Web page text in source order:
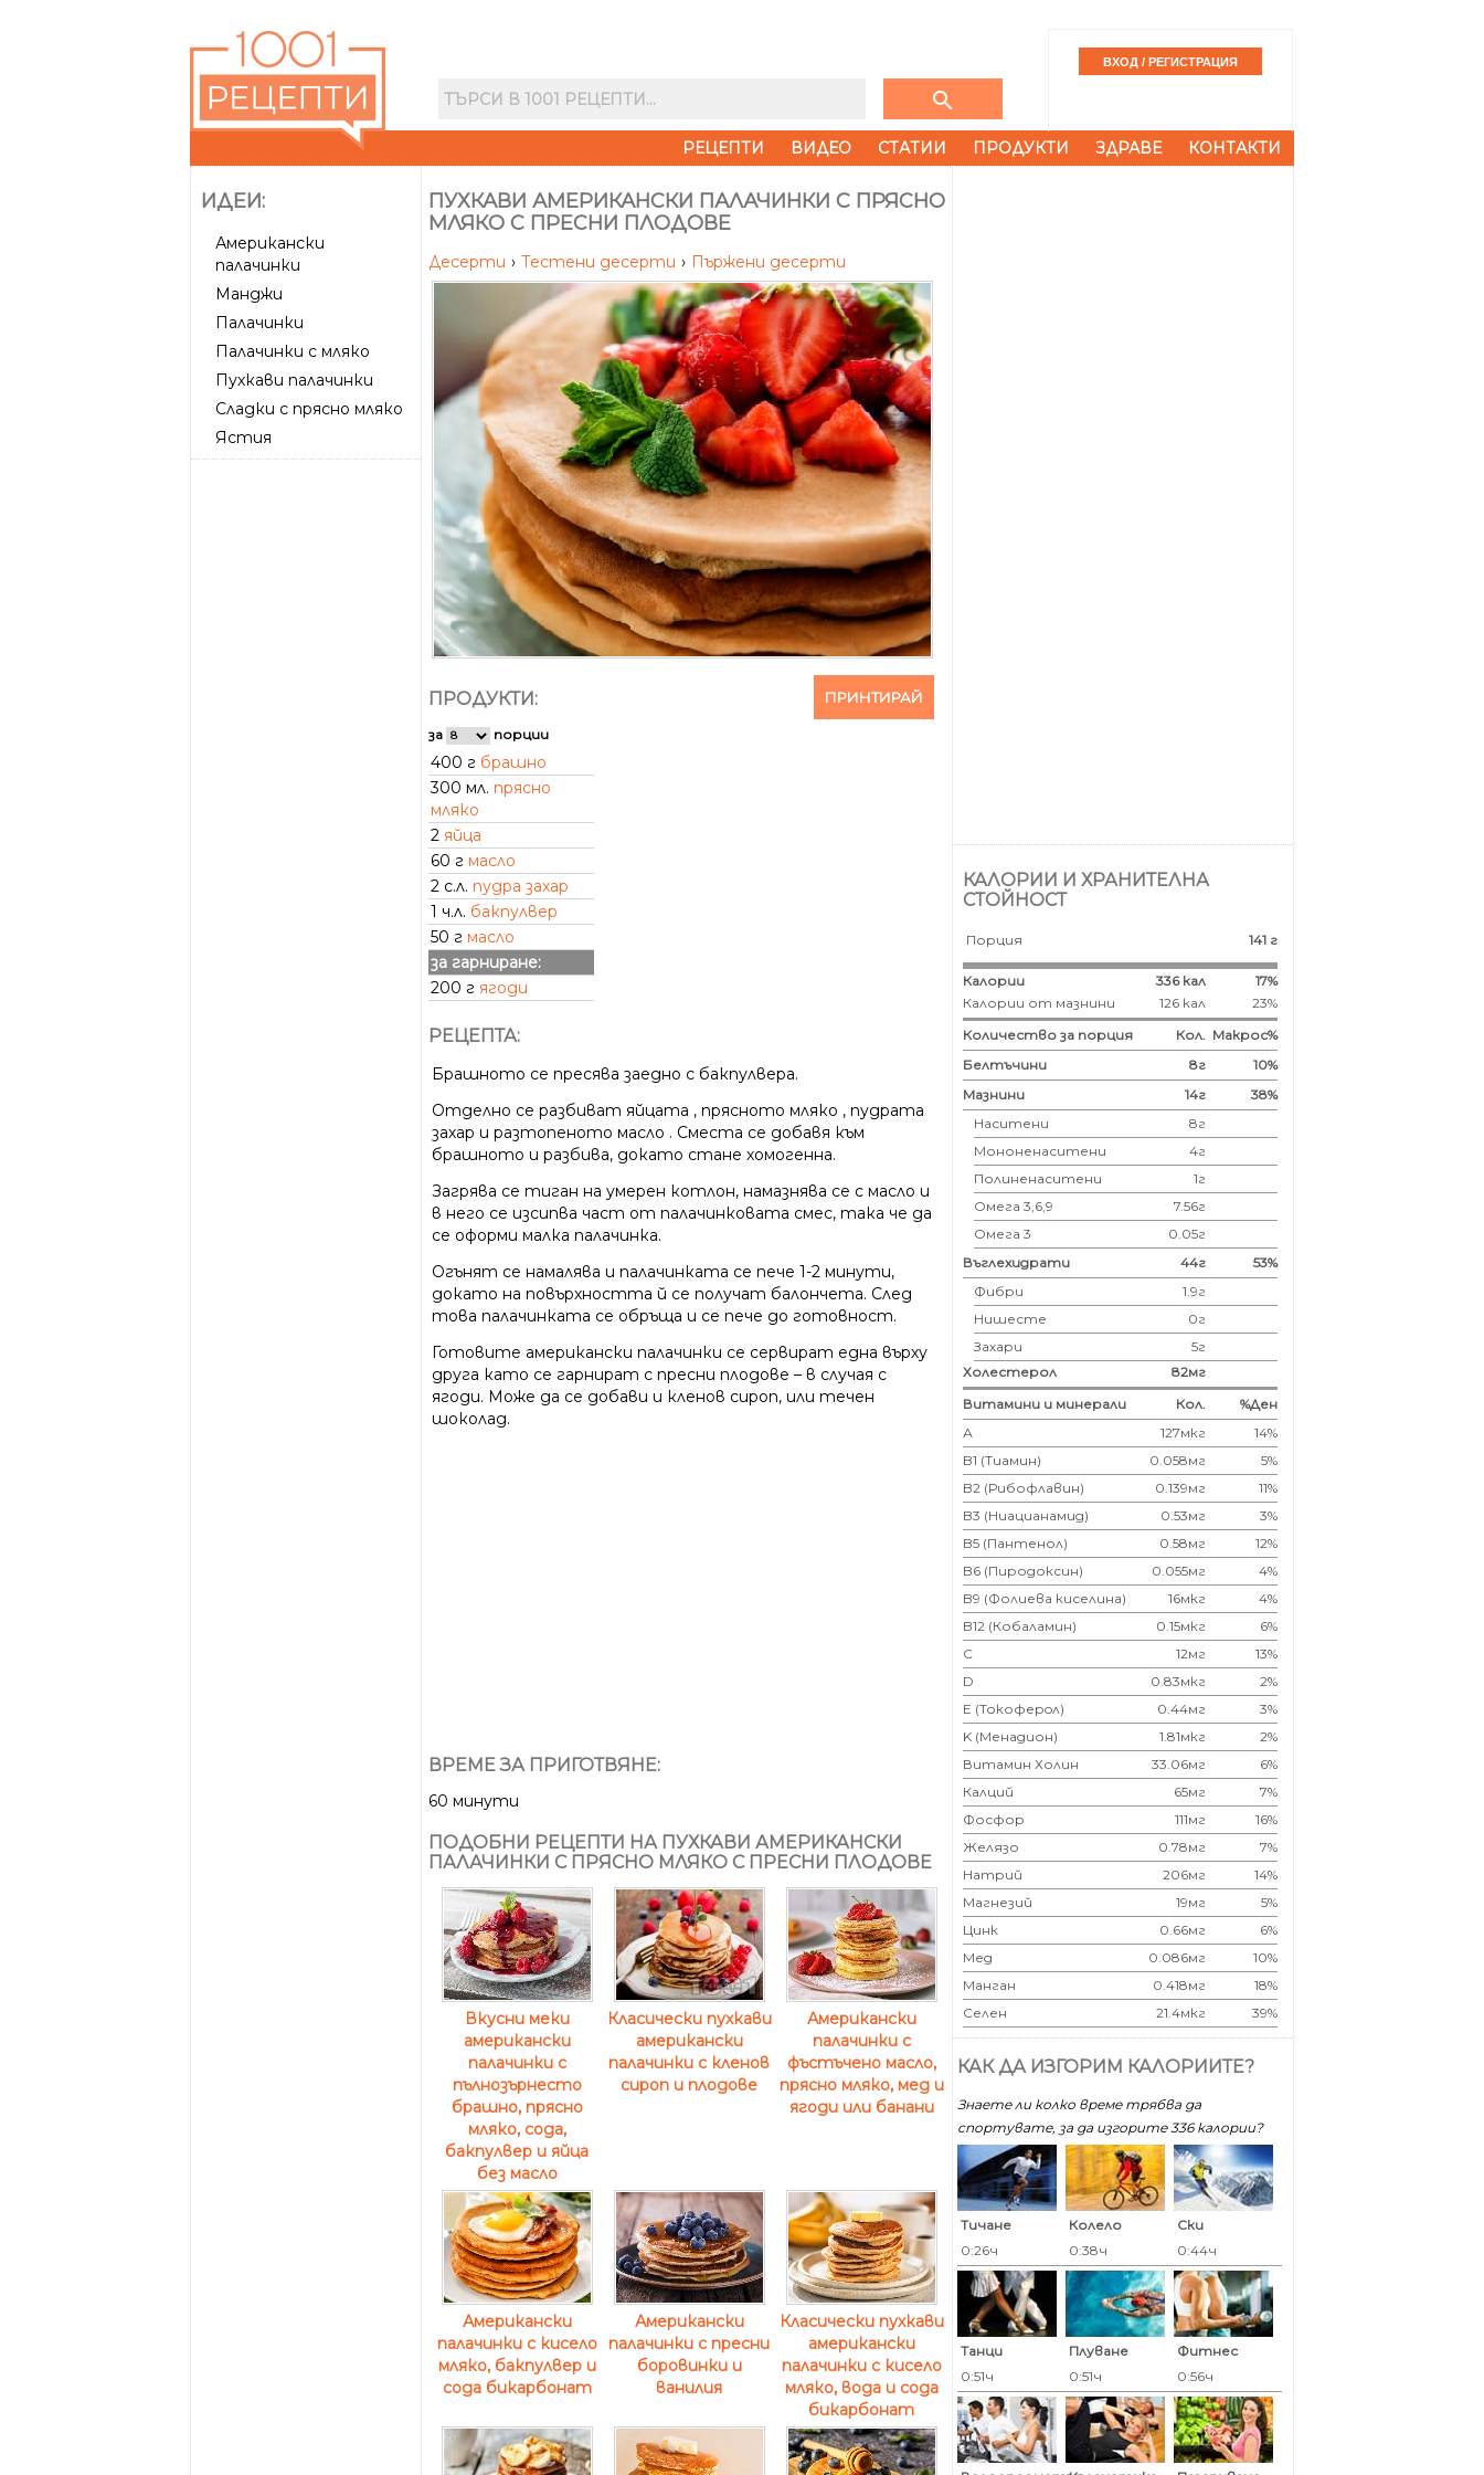
search
РЕЦЕПТИ ВИДЕО СТАТИИ ПРОДУКТИ ЗДРАВЕ КОНТАКТИ
ИДЕИ:
Американски
палачинки
Манджи
Палачинки
Палачинки с мляко
Пухкави палачинки
Сладки с прясно мляко
Ястия
ПУХКАВИ АМЕРИКАНСКИ ПАЛАЧИНКИ С ПРЯСНО
МЛЯКО С ПРЕСНИ ПЛОДОВЕ
Десерти › Тестени десерти › Пържени десерти
ПРИНТИРАЙ
ПРОДУКТИ:
за порции
400 г брашно
300 мл. прясно
мляко
2 яйца
60 г масло
2 с.л. пудра захар
1 ч.л. бакпулвер
50 г масло
за гарниране:
200 г ягоди
РЕЦЕПТА:
Брашното се пресява заедно с бакпулвера.
Отделно се разбиват яйцата , прясното мляко , пудрата
захар и разтопеното масло . Сместа се добавя към
брашното и разбива, докато стане хомогенна.
Загрява се тиган на умерен котлон, намазнява се с масло и
в него се изсипва част от палачинковата смес, така че да
се оформи малка палачинка.
Огънят се намалява и палачинката се пече 1-2 минути,
докато на повърхността й се получат балончета. След
това палачинката се обръща и се пече до готовност.
Готовите американски палачинки се сервират една върху
друга като се гарнират с пресни плодове – в случая с
ягоди. Може да се добави и кленов сироп, или течен
шоколад.
ВРЕМЕ ЗА ПРИГОТВЯНЕ:
60 минути
ПОДОБНИ РЕЦЕПТИ НА ПУХКАВИ АМЕРИКАНСКИ
ПАЛАЧИНКИ С ПРЯСНО МЛЯКО С ПРЕСНИ ПЛОДОВЕ
Вкусни меки
американски
палачинки с
пълнозърнесто
брашно, прясно
мляко, сода,
бакпулвер и яйца
без масло
Класически пухкави
американски
палачинки с кленов
сироп и плодове
Американски
палачинки с
фъстъчено масло,
прясно мляко, мед и
ягоди или банани
Американски
палачинки с кисело
мляко, бакпулвер и
сода бикарбонат
Американски
палачинки с пресни
боровинки и
ванилия
Класически пухкави
американски
палачинки с кисело
мляко, вода и сода
бикарбонат
КАЛОРИИ И ХРАНИТЕЛНА
СТОЙНОСТ
Порция 141 г
Калории 336кал
17%
Калории от мазнини
126 кал
23%
Количество за порция
Кол. Макрос%
Белтъчини
8г
10%
Мазнини
14г
38%
Наситени
8г
Мононенаситени
4г
Полиненаситени
1г
Омега 3,6,9
7.56г
Омега 3
0.05г
Въглехидрати
44г
53%
Фибри
1.9г
Нишесте
0г
Захари
5г
Холестерол
82мг
Витамини и минерали
Кол.
%Ден
А
127мкг
14%
B1 (Тиамин)
0.058мг
5%
B2 (Рибофлавин)
0.139мг
11%
B3 (Ниацианамид)
0.53мг
3%
B5 (Пантенол)
0.58мг
12%
B6 (Пиродоксин)
0.055мг
4%
B9 (Фолиева киселина)
16мкг
4%
B12 (Кобаламин)
0.15мкг
6%
C
12мг
13%
D
0.83мкг
2%
E (Токоферoл)
0.44мг
3%
K (Менадион)
1.81мкг
2%
Витамин Холин
33.06мг
6%
Калций
65мг
7%
Фосфор
111мг
16%
Желязо
0.78мг
7%
Натрий
206мг
14%
Магнезий
19мг
5%
Цинк
0.66мг
6%
Мед
0.086мг
10%
Манган
0.418мг
18%
Селен
21.4мкг 39%
КАК ДА ИЗГОРИМ КАЛОРИИТЕ?
Знаете ли колко време трябва да
спортувате, за да изгорите 336 калoрии?
Тичане
0:26ч
Колело
0:38ч
Ски
0:44ч
Танци
0:51ч
Плуване
0:51ч
Фитнес
0:56ч